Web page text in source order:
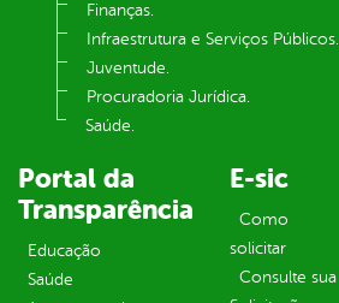
Finanças.
Infraestrutura e Serviços Públicos.
Juventude.
Procuradoria Jurídica.
Saúde.
Portal da
Transparência
Educação
Saúde
E-sic
Como
solicitar
Consulte sua